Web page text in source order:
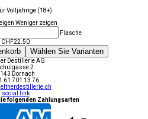
Volljährige (18+)
Weniger zeigen
Flasche
CHF22.50
Wählen Sie Varianten
Destillerie AG
2
Dornach
61 701 13 76
social link
folgenden Zahlungsarten